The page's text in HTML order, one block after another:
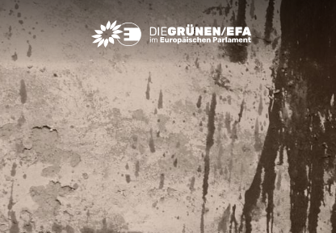
Greens/EFA Home